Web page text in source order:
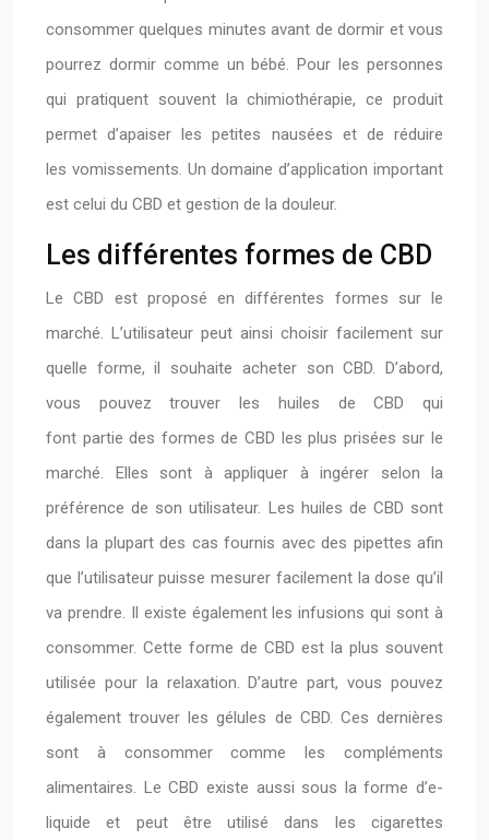
consommer quelques minutes avant de dormir et vous
pourrez dormir comme un bébé. Pour les personnes
qui pratiquent souvent la chimiothérapie, ce produit
permet d’apaiser les petites nausées et de réduire
les vomissements. Un domaine d’application important
est celui du CBD et gestion de la douleur.
Les différentes formes de CBD
Le CBD est proposé en différentes formes sur le
marché. L’utilisateur peut ainsi choisir facilement sur
quelle forme, il souhaite acheter son CBD. D’abord,
vous pouvez trouver les huiles de CBD qui
font partie des formes de CBD les plus prisées sur le
marché. Elles sont à appliquer à ingérer selon la
préférence de son utilisateur. Les huiles de CBD sont
dans la plupart des cas fournis avec des pipettes afin
que l’utilisateur puisse mesurer facilement la dose qu’il
va prendre. Il existe également les infusions qui sont à
consommer. Cette forme de CBD est la plus souvent
utilisée pour la relaxation. D’autre part, vous pouvez
également trouver les gélules de CBD. Ces dernières
sont à consommer comme les compléments
alimentaires. Le CBD existe aussi sous la forme d’e-
liquide et peut être utilisé dans les cigarettes